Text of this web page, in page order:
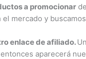
a promocionar
el mercado y
enlace de afiliado.
aparecerá